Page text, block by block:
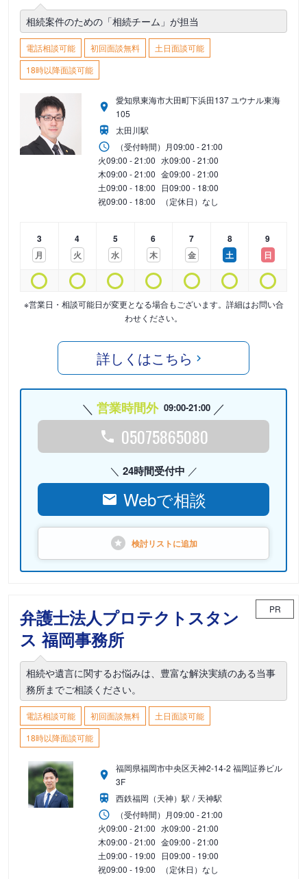
相続案件のための「相続チーム」が担当
電話相談可能 初回面談無料
土日面談可能
18時以降面談可能
愛知県東海市大田町下浜田137 ユウナル東海
105
太田川駅
（受付時間） 月09:00 - 21:00
火09:00 - 21:00 水09:00 - 21:00
木09:00 - 21:00 金09:00 - 21:00
土09:00 - 18:00 日09:00 - 18:00
祝09:00 - 18:00 （定休日）なし
3
月
4
火
5
水
6
木
7
金
8
土
9
日
※営業日・相談可能日が変更となる場合もございます。詳細はお問い合
わせください。
詳しくはこちら
営業時間外 09:00-21:00
05075865080
24時間受付中
Webで相談
検討リストに追加
弁護士法人プロテクトスタン
ス 福岡事務所
PR
相続や遺言に関するお悩みは、豊富な解決実績のある当事
務所までご相談ください。
電話相談可能 初回面談無料
土日面談可能
18時以降面談可能
福岡県福岡市中央区天神2-14-2 福岡証券ビル
3F
西鉄福岡（天神）駅
天神駅
（受付時間） 月09:00 - 21:00
火09:00 - 21:00 水09:00 - 21:00
木09:00 - 21:00 金09:00 - 21:00
土09:00 - 19:00 日09:00 - 19:00
祝09:00 - 19:00 （定休日）なし